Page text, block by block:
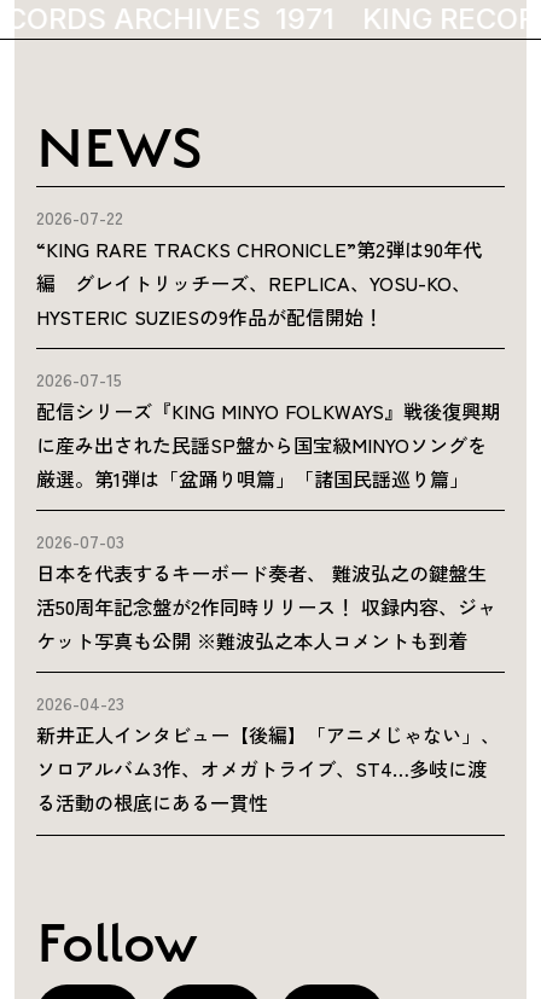
ARCHIVES 1971 KING
NEWS
2026-07-22
“KING RARE TRACKS CHRONICLE”第2弾は90年代
編 グレイトリッチーズ、REPLICA、YOSU-KO、
HYSTERIC SUZIESの9作品が配信開始！
2026-07-15
配信シリーズ『KING MINYO FOLKWAYS』戦後復興期
に産み出された民謡SP盤から国宝級MINYOソングを
厳選。第1弾は「盆踊り唄篇」「諸国民謡巡り篇」
2026-07-03
日本を代表するキーボード奏者、 難波弘之の鍵盤生
活50周年記念盤が2作同時リリース！ 収録内容、ジャ
ケット写真も公開 ※難波弘之本人コメントも到着
2026-04-23
新井正人インタビュー【後編】「アニメじゃない」、
ソロアルバム3作、オメガトライブ、ST4…多岐に渡
る活動の根底にある一貫性
Follow